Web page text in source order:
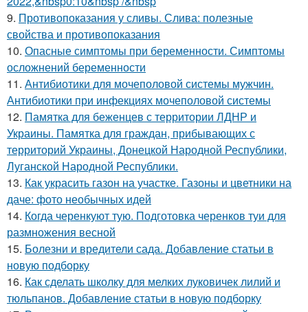
9. Противопоказания у сливы. Слива: полезные
свойства и противопоказания
10. Опасные симптомы при беременности. Симптомы
осложнений беременности
11. Антибиотики для мочеполовой системы мужчин.
Антибиотики при инфекциях мочеполовой системы
12. Памятка для беженцев с территории ЛДНР и
Украины. Памятка для граждан, прибывающих с
территорий Украины, Донецкой Народной Республики,
Луганской Народной Республики.
13. Как украсить газон на участке. Газоны и цветники на
даче: фото необычных идей
14. Когда черенкуют тую. Подготовка черенков туи для
размножения весной
15. Болезни и вредители сада. Добавление статьи в
новую подборку
16. Как сделать школку для мелких луковичек лилий и
тюльпанов. Добавление статьи в новую подборку